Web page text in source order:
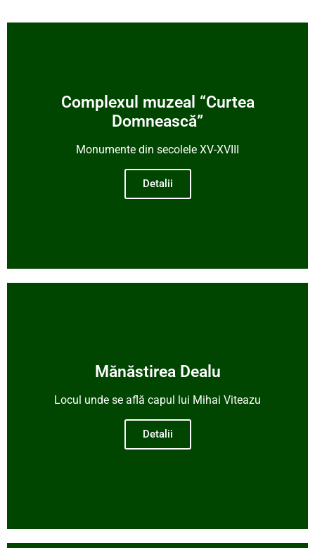
Complexul muzeal “Curtea
Domnească”
Monumente din secolele XV-XVIII
Detalii
Mănăstirea Dealu
Locul unde se află capul lui Mihai Viteazu
Detalii